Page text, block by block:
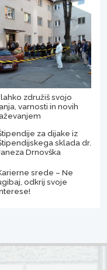
združiš svojo
varnosti in novih
za dijake iz
sklada dr.
Drnovška
srede – Ne
odkrij svoje